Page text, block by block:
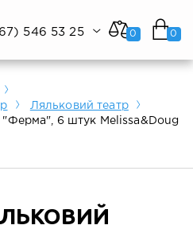
546 53 25
Ляльковий театр
"Ферма", 6 штук Melissa&Doug
0 0